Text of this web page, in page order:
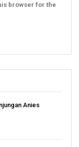
browser for the
Anies